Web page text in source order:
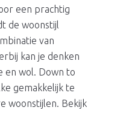
een prachtig
de woonstijl
van
kan je denken
en wol. Down to
gemakkelijk te
woonstijlen. Bekijk